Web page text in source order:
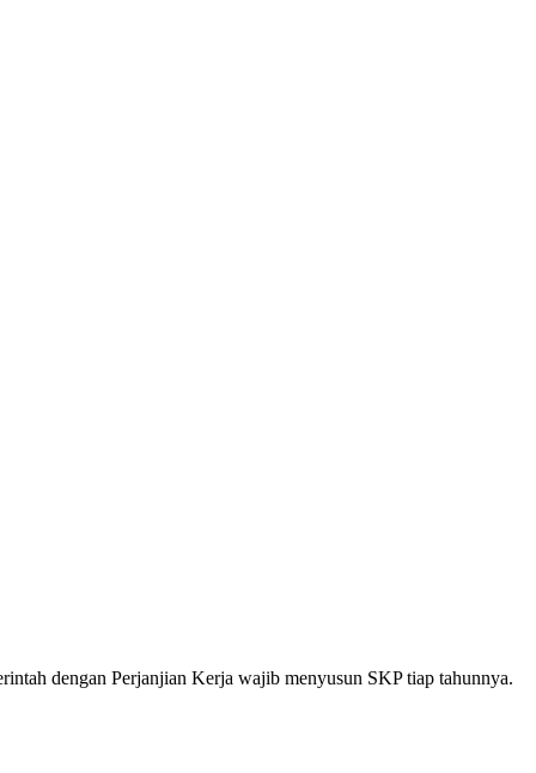
dengan Perjanjian Kerja wajib menyusun SKP tiap tahunnya.